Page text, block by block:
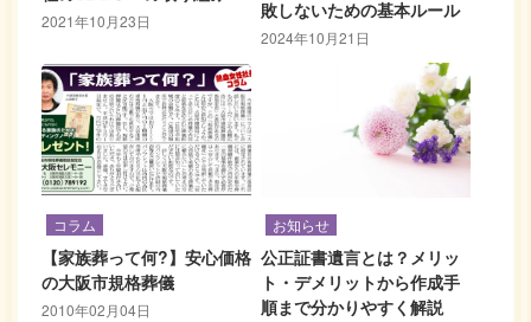
2021年10月23日
敗しないための基本ルール
2024年10月21日
コラム
【家族葬って何?】安心価格
の大阪市規格葬儀
2010年02月04日
お知らせ
公正証書遺言とは？メリッ
ト・デメリットから作成手
順まで分かりやすく解説